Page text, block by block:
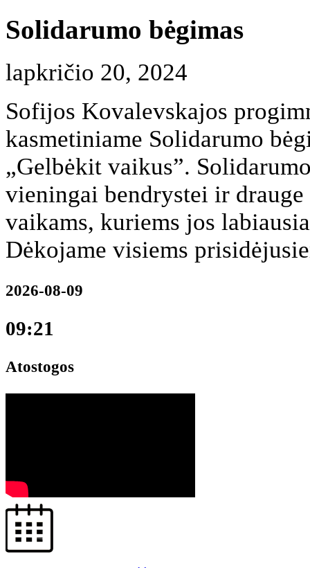
Solidarumo bėgimas
lapkričio 20, 2024
Sofijos Kovalevskajos
kasmetiniame Solidarumo
„Gelbėkit vaikus”.
vieningai bendrystei ir
vaikams, kuriems jos
Dėkojame visiems
2026-08-09
09:21
Atostogos